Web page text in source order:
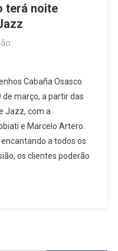
terá noite
Cabaña Osasco
março, a partir das
Jazz, com a
e Marcelo Artero.
a todos os
os clientes poderão